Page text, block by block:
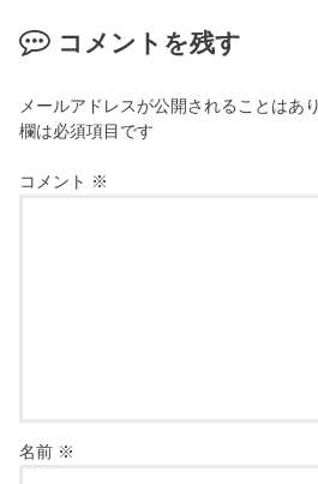
コメントを残す
メールアドレスが公開されることはあ
欄は必須項目です
コメント ※
名前 ※